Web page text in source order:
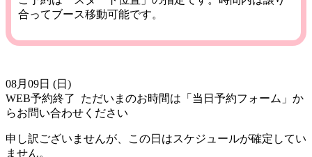
合ってブース移動可能です。
08月09日 (日)
WEB予約終了
ただいまのお時間は「当日予約フォーム」か
らお問い合わせください
申し訳ございませんが、この日はスケジュールが確定してい
ません。